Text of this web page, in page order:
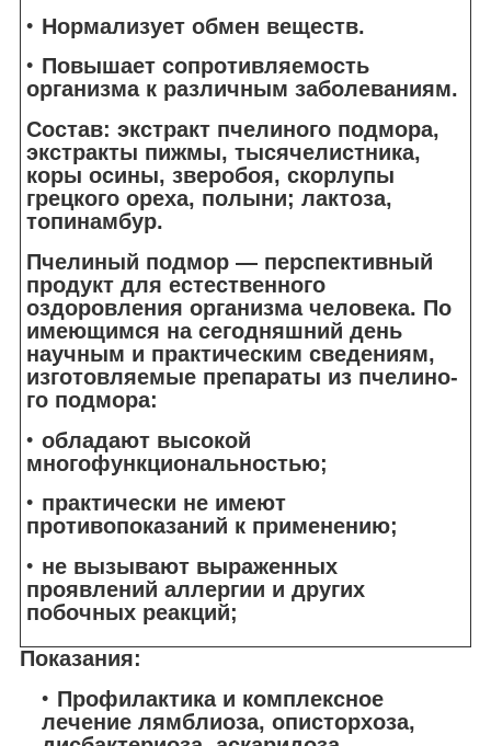
Нормализует обмен веществ.
Повышает сопротивляемость
организма к различным заболеваниям.
Состав: экстракт пчелиного подмора,
экстракты пижмы, тысячелистника,
коры осины, зверобоя, скорлупы
грецкого ореха, полыни; лактоза,
топинамбур.
Пчелиный подмор — перспективный
продукт для естественного
оздоровления организма человека. По
имеющимся на се­годняшний день
научным и практическим све­дениям,
изготовляемые препараты из пчелино­
го подмора:
обладают высокой
многофункционально­стью;
практически не имеют
противопоказаний к применению;
не вызывают выраженных
проявлений ал­лергии и других
побочных реакций;
Показания:
Профилактика и комплексное
лечение лямблиоза, описторхоза,